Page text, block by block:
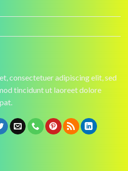
consectetuer adipiscing elit, sed
tincidunt ut laoreet dolore